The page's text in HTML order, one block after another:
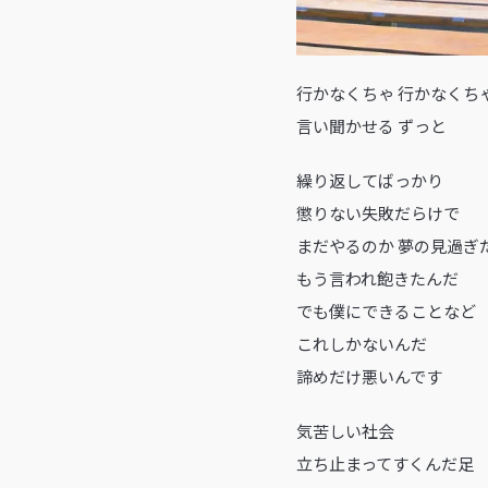
行かなくちゃ 行かなくち
言い聞かせる ずっと
繰り返してばっかり
懲りない失敗だらけで
まだやるのか 夢の見過ぎ
もう言われ飽きたんだ
でも僕にできることなど
これしかないんだ
諦めだけ悪いんです
気苦しい社会
立ち止まってすくんだ足